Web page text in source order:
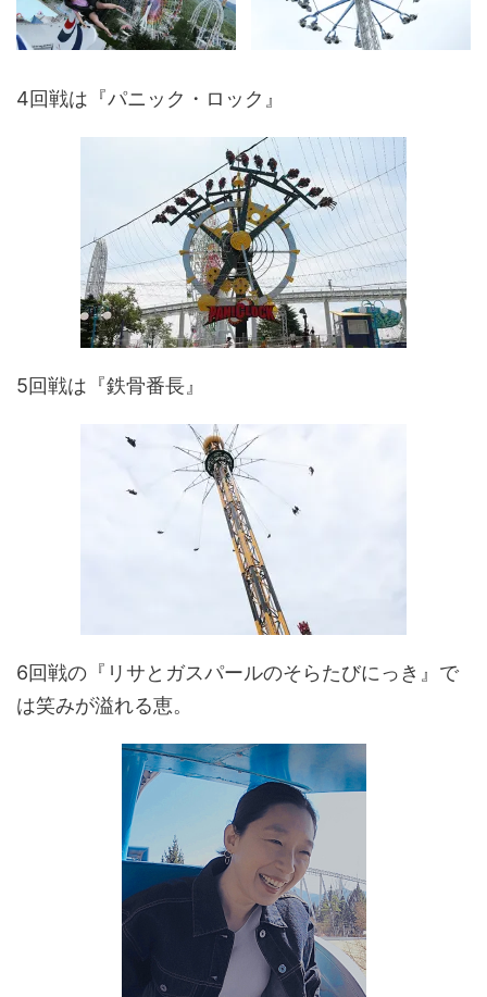
4回戦は『パニック・ロック』
5回戦は『鉄骨番長』
6回戦の『リサとガスパールのそらたびにっき』で
は笑みが溢れる恵。